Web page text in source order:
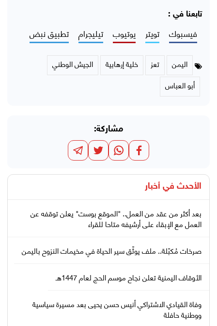
تابعنا في :
فيسبوك تويتر يوتيوب تيليجرام تطبيق نبض
اليمن تعز خلية إرهابية
الجيش الوطني
أبو العباس
مشاركة:
الأحدث في أخبار
بعد أكثر من عقد من العمل.. "الموقع بوست" يعلن توقفه عن
العمل مع الإبقاء على أرشيفه متاحا للقراء
صرخات مُكبّلة.. ملف يوثّق سير الحياة في مخيمات النزوح باليمن
الأوقاف اليمنية تعلن نجاح موسم الحج لعام 1447هـ
وفاة القيادي الاشتراكي أنيس حسن يحيى بعد مسيرة سياسية
ووطنية حافلة